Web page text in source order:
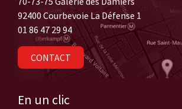
92400 Courbevoie La Défense 1
01 86 47 29 94
CONTACT
En un clic